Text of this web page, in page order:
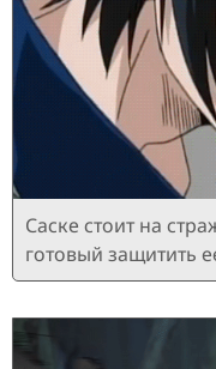
Саске стоит на
готовый защитить